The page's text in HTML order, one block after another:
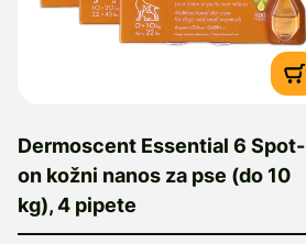
Dermoscent Essential 6 Spot-
on kožni nanos za pse (do 10
kg), 4 pipete